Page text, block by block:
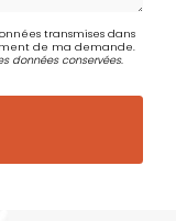
transmises dans
de ma demande.
données conservées.